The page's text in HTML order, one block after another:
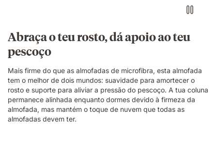
Abraça o teu rosto, dá apoio ao teu
pescoço
Mais firme do que as almofadas de microfibra, esta almofada
tem o melhor de dois mundos: suavidade para amortecer o
rosto e suporte para aliviar a pressão do pescoço. A tua coluna
permanece alinhada enquanto dormes devido à firmeza da
almofada, mas mantém o toque de nuvem que todas as
almofadas devem ter.